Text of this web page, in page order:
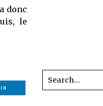
donc
le